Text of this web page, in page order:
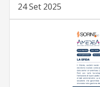
24 Set 2025